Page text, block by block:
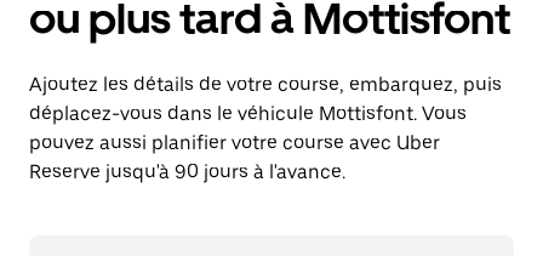
ou plus tard à Mottisfont
Ajoutez les détails de votre course, embarquez, puis
déplacez-vous dans le véhicule Mottisfont. Vous
pouvez aussi planifier votre course avec Uber
Reserve jusqu'à 90 jours à l'avance.